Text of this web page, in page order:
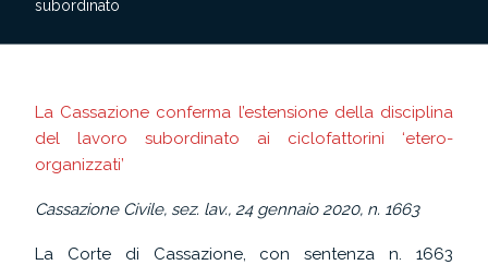
subordinato
La Cassazione conferma l’estensione della disciplina
del lavoro subordinato ai ciclofattorini ‘etero-
organizzati’
Cassazione Civile, sez. lav., 24 gennaio 2020, n. 1663
La Corte di Cassazione, con sentenza n. 1663